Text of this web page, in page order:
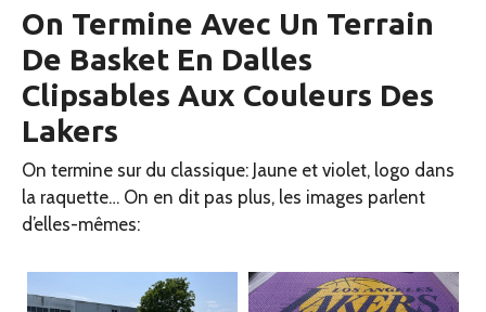
On Termine Avec Un Terrain
De Basket En Dalles
Clipsables Aux Couleurs Des
Lakers
On termine sur du classique: Jaune et violet, logo dans
la raquette… On en dit pas plus, les images parlent
d’elles-mêmes: